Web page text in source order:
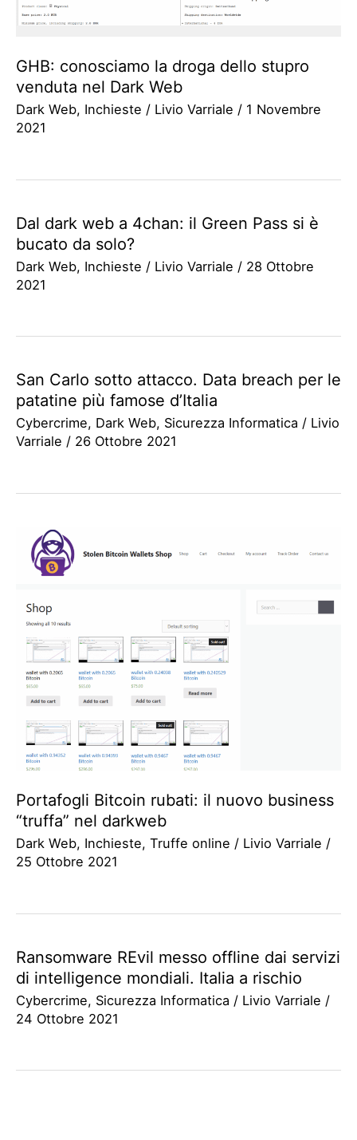
GHB: conosciamo la droga dello stupro
venduta nel Dark Web
Dark Web, Inchieste / Livio Varriale / 1 Novembre
2021
Dal dark web a 4chan: il Green Pass si è
bucato da solo?
Dark Web, Inchieste / Livio Varriale / 28 Ottobre
2021
San Carlo sotto attacco. Data breach per le
patatine più famose d’Italia
Cybercrime, Dark Web, Sicurezza Informatica / Livio
Varriale / 26 Ottobre 2021
Portafogli Bitcoin rubati: il nuovo business
“truffa” nel darkweb
Dark Web, Inchieste, Truffe online / Livio Varriale /
25 Ottobre 2021
Ransomware REvil messo offline dai servizi
di intelligence mondiali. Italia a rischio
Cybercrime, Sicurezza Informatica / Livio Varriale /
24 Ottobre 2021